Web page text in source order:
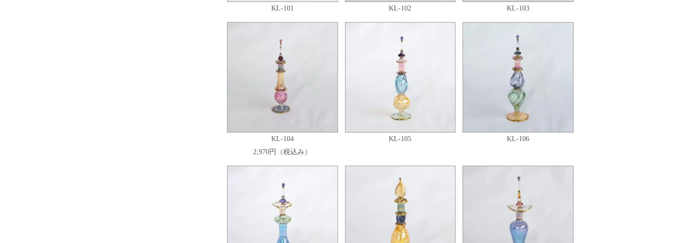
KL-101 KL-102 KL-103
KL-104
2,970円（税込み）
KL-105 KL-106